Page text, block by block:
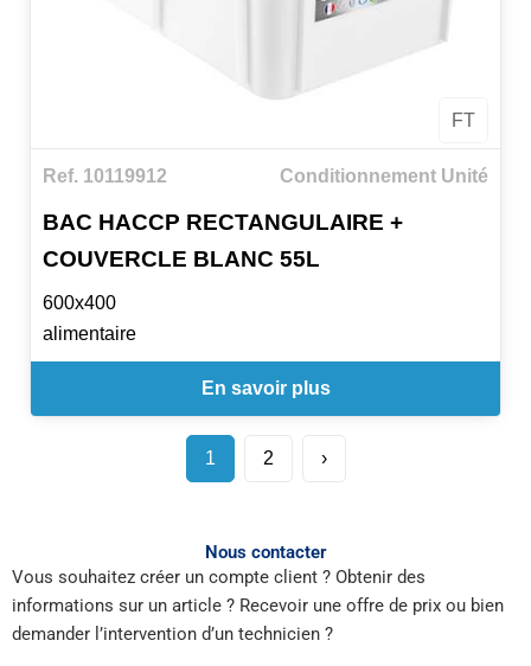
FT
Ref. 10119912 Conditionnement Unité
BAC HACCP RECTANGULAIRE +
COUVERCLE BLANC 55L
600x400
alimentaire
En savoir plus
1 2 ›
Nous contacter
Vous souhaitez créer un compte client ? Obtenir des
informations sur un article ? Recevoir une offre de prix ou bien
demander l’intervention d’un technicien ?